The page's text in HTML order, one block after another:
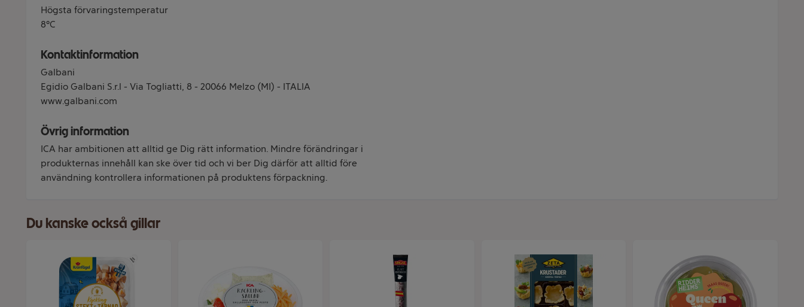
Högsta förvaringstemperatur
8°C
Kontaktinformation
Galbani
Egidio Galbani S.r.l - Via Togliatti, 8 - 20066 Melzo (MI) - ITALIA
www.galbani.com
Övrig information
ICA har ambitionen att alltid ge Dig rätt information. Mindre förändringar i
produkternas innehåll kan ske över tid och vi ber Dig därför att alltid före
användning kontrollera informationen på produktens förpackning.
Du kanske också gillar